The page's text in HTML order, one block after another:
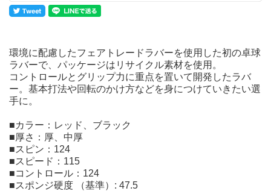
環境に配慮したフェアトレードラバーを使用した初の卓球
ラバーで、パッケージはリサイクル素材を使用。
コントロールとグリップ力に重点を置いて開発したラバ
ー。基本打法や回転のかけ方などを身につけていきたい選
手に。
■カラー：レッド、ブラック
■厚さ：厚、中厚
■スピン：124
■スピード：115
■コントロール：124
■スポンジ硬度 （基準）: 47.5